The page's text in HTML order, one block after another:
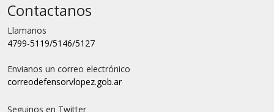
Contactanos
Llamanos
4799-5119/5146/5127
Envianos un correo electrónico
correodefensorvlopez.gob.ar
Seguinos en Twitter